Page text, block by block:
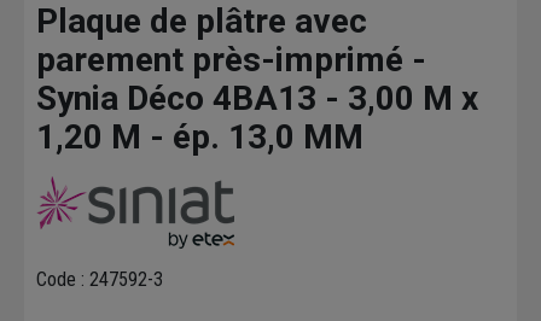
Plaque de plâtre avec
parement près-imprimé -
Synia Déco 4BA13 - 3,00 M x
1,20 M - ép. 13,0 MM
Code : 247592-3